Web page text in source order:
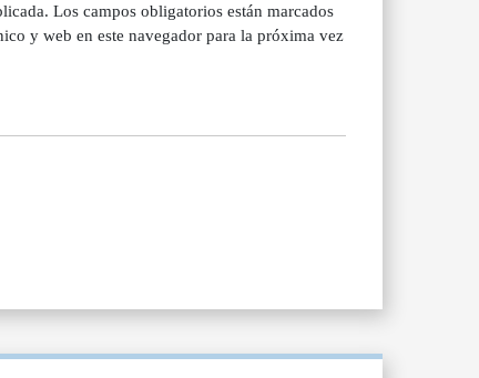
Los campos obligatorios están marcados
y web en este navegador para la próxima vez